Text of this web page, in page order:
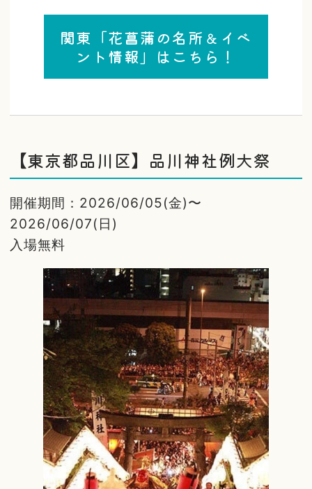
関東「花菖蒲の名所＆イベ
ント情報」はこちら！
【東京都品川区】品川神社例大祭
開催期間：2026/06/05(金)〜
2026/06/07(日)
入場無料